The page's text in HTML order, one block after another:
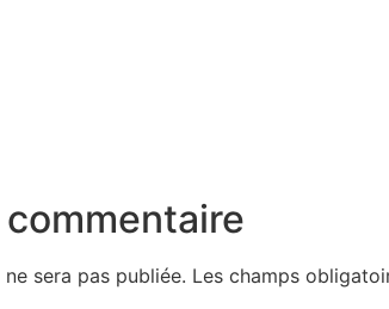
sera pas publiée. Les champs